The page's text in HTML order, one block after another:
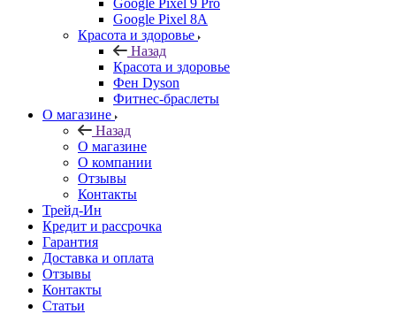
Google Pixel 9 Pro
Google Pixel 8A
Красота и здоровье
Назад
Красота и здоровье
Фен Dyson
Фитнес-браслеты
О магазине
Назад
О магазине
О компании
Отзывы
Контакты
Трейд-Ин
Кредит и рассрочка
Гарантия
Доставка и оплата
Отзывы
Контакты
Статьи